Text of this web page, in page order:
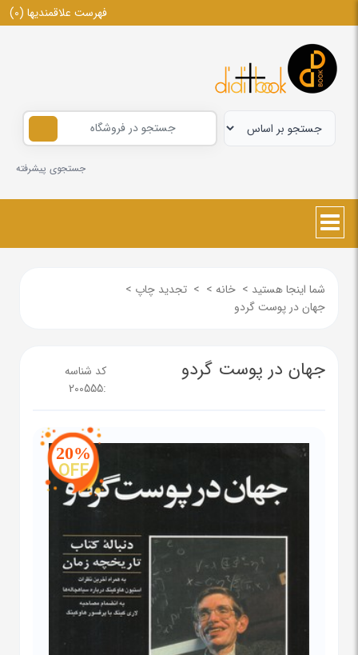
فهرست علاقمندیها (0)
جستجوی پیشرفته
شما اینجا هستید > خانه >
> تجدید چاپ >
جهان در پوست گردو
جهان در پوست گردو
کد شناسه
:
200555
20%
OFF